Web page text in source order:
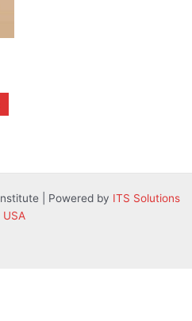
| Powered by ITS Solutions
USA